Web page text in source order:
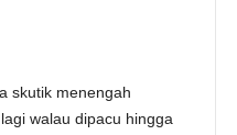
skutik menengah
walau dipacu hingga